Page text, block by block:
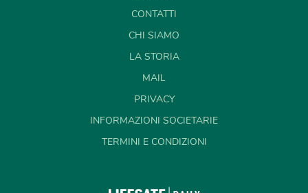
CONTATTI
CHI SIAMO
LA STORIA
MAIL
PRIVACY
INFORMAZIONI SOCIETARIE
TERMINI E CONDIZIONI